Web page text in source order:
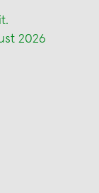
2026